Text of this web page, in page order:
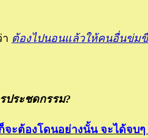
ต้องไปนอนแล้วให้คนอื่นข่ม
ประชดกรรม?
จะต้องโดนอย่างนั้น จะได้จบ